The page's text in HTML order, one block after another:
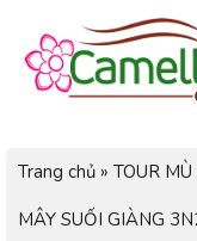
Trang chủ » TOUR
MÂY SUỐI GIÀNG